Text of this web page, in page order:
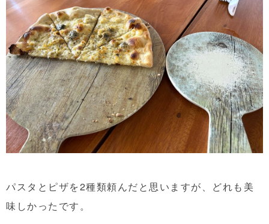
パスタとピザを2種類頼んだと思いますが、どれも美
味しかったです。